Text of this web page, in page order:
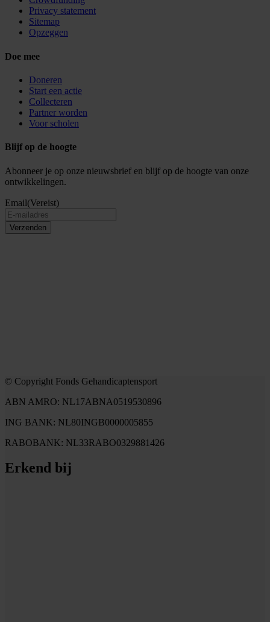
Privacy statement
Sitemap
Opzeggen
Doe mee
Doneren
Start een actie
Collecteren
Partner worden
Voor scholen
Blijf op de hoogte
Abonneer je op onze nieuwsbrief en blijf op de hoogte van onze
ontwikkelingen.
Email(Vereist)
Verzenden
© Copyright Fonds Gehandicaptensport
ABN AMRO: NL17ABNA0519530896
ING BANK: NL80INGB0000005855
RABOBANK: NL33RABO0329881426
Erkend bij